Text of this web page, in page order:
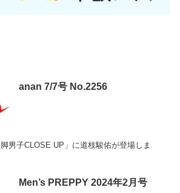
anan 7/7号 No.2256
男子CLOSE UP」に道枝駿佑が登場しま
Men’s PREPPY 2024年2月号